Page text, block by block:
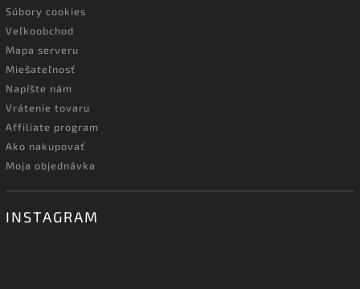
Súbory cookies
Veľkoobchod
Mapa serveru
Miešateľnosť
Napíšte nám
Vrátenie tovaru
Affiliate program
Ako nakupovať
Moja objednávka
INSTAGRAM